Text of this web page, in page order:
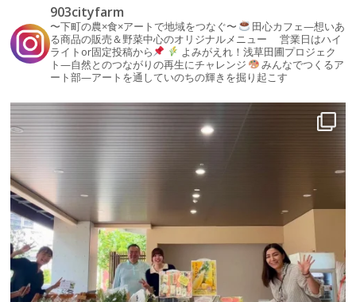
903cityfarm
〜下町の農×食×アートで地域をつなぐ〜
田心カフェ—想いあ
る商品の販売＆野菜中心のオリジナルメニュー 営業日はハイ
ライトor固定投稿から
よみがえれ！浅草田圃プロジェク
ト—自然とのつながりの再生にチャレンジ
みんなでつくるア
ート部—アートを通していのちの輝きを掘り起こす